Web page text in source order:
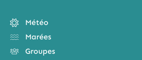
Météo
Marées
Groupes